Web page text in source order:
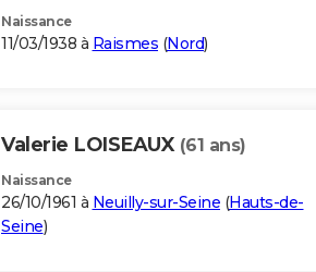
Naissance
11/03/1938 à Raismes (Nord)
Valerie LOISEAUX (61 ans)
Naissance
26/10/1961 à Neuilly-sur-Seine (Hauts-de-
Seine)